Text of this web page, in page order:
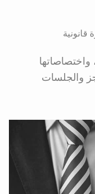
قانونية
والجلسات